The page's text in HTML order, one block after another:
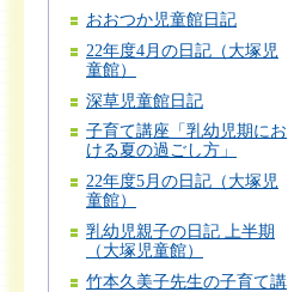
おおつか児童館日記
22年度4月の日記（大塚児
童館）
深草児童館日記
子育て講座「乳幼児期にお
ける夏の過ごし方」
22年度5月の日記（大塚児
童館）
乳幼児親子の日記 上半期
（大塚児童館）
竹本久美子先生の子育て講